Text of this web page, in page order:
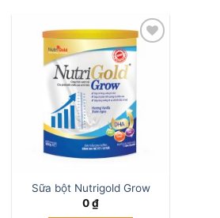
Add to
wishlist
Sữa bột Nutrigold Grow
0₫